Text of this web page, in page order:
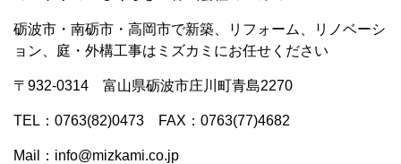
砺波市・南砺市・高岡市で新築、リフォーム、リノベーシ
ョン、庭・外構工事はミズカミにお任せください
〒932-0314 富山県砺波市庄川町青島2270
TEL：0763(82)0473 FAX：0763(77)4682
Mail：info@mizkami.co.jp